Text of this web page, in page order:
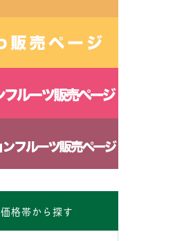
価格帯から探す